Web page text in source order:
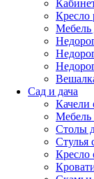
Кресло
Мебель
Сад и дача
Качели
Мебель
Столы
Стулья
Кресло